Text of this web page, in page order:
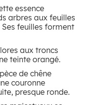
essence
arbres aux feuilles
feuilles forment
aux troncs
teinte orangé.
de chêne
couronne
presque ronde.